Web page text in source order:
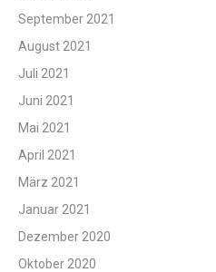
September 2021
August 2021
Juli 2021
Juni 2021
Mai 2021
April 2021
März 2021
Januar 2021
Dezember 2020
Oktober 2020